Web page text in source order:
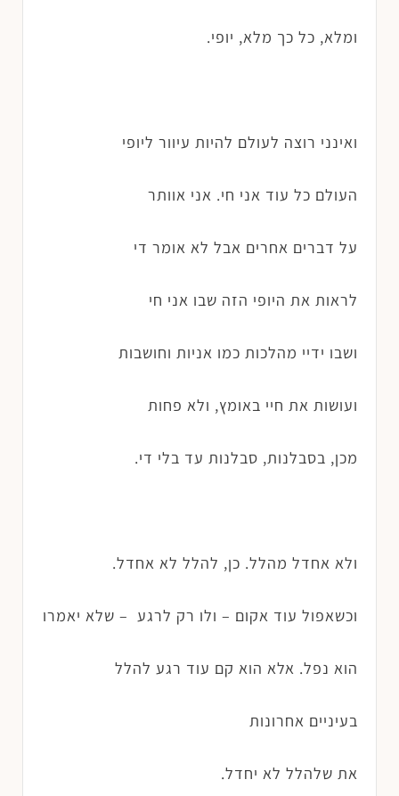
ומלא, כל כך מלא, יופי.
ואינני רוצה לעולם להיות עיוור ליופי
העולם כל עוד אני חי. אני אוותר
על דברים אחרים אבל לא אומר די
לראות את היופי הזה שבו אני חי
ושבו ידיי מהלכות כמו אניות וחושבות
ועושות את חיי באומץ, ולא פחות
מכן, בסבלנות, סבלנות עד בלי די.
ולא אחדל מהלל. כן, להלל לא אחדל.
וכשאפול עוד אקום – ולו רק לרגע – שלא יאמרו
הוא נפל. אלא הוא קם עוד רגע להלל
בעיניים אחרונות
את שלהלל לא יחדל.